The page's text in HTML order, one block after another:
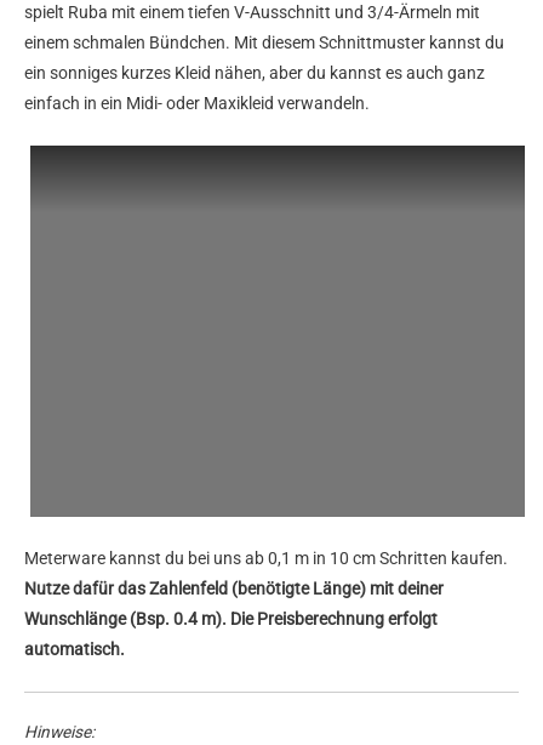
spielt Ruba mit einem tiefen V-Ausschnitt und 3/4-Ärmeln mit
einem schmalen Bündchen. Mit diesem Schnittmuster kannst du
ein sonniges kurzes Kleid nähen, aber du kannst es auch ganz
einfach in ein Midi- oder Maxikleid verwandeln.
Meterware kannst du bei uns ab 0,1 m in 10 cm Schritten kaufen.
Nutze dafür das Zahlenfeld (benötigte Länge) mit deiner
Wunschlänge (Bsp. 0.4 m). Die Preisberechnung erfolgt
automatisch.
Hinweise: